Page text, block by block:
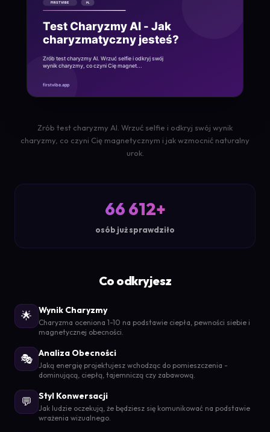
Zrób test charyzmy AI. Wrzuć selfie i odkryj swój wynik
charyzmy, co czyni Cię magnetycznym i jak wzmocnić naturalny
urok.
66 612+
osób już sprawdziło
Co odkryjesz
🌟 Wynik Charyzmy
Charyzma oceniona 1-10 na podstawie ciepła, pewności siebie i
magnetycznej obecności.
🎭 Analiza Obecności
Jaką energię projektujesz wchodząc do pomieszczenia -
dominującą, ciepłą, tajemniczą czy zabawową.
💬 Styl Konwersacji
Jak ludzie oczekują, że będziesz się komunikować na podstawie
wrażenia wizualnego.